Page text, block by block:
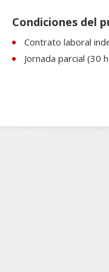
Condiciones del
Contrato laboral
Jornada parcial (30